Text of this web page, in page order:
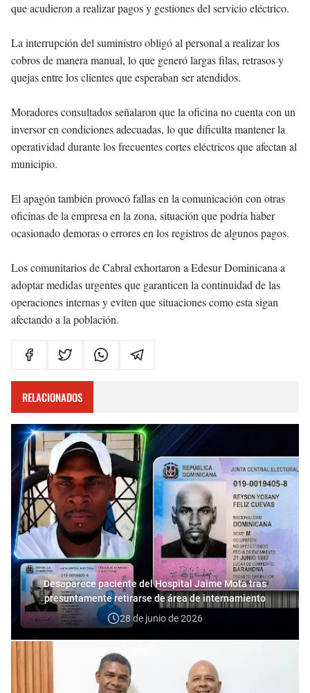
que acudieron a realizar pagos y gestiones del servicio eléctrico.
La interrupción del suministro obligó al personal a realizar los
cobros de manera manual, lo que generó largas filas, retrasos y
quejas entre los clientes que esperaban ser atendidos.
Moradores consultados señalaron que la oficina no cuenta con un
inversor en condiciones adecuadas, lo que dificulta mantener la
operatividad durante los frecuentes cortes eléctricos que afectan al
municipio.
El apagón también provocó fallas en la comunicación con otras
oficinas de la empresa en la zona, situación que podría haber
ocasionado demoras o errores en los registros de algunos pagos.
Los comunitarios de Cabral exhortaron a Edesur Dominicana a
adoptar medidas urgentes que garanticen la continuidad de las
operaciones internas y eviten que situaciones como esta sigan
afectando a la población.
RELACIONADOS
Desaparece paciente del Hospital Jaime Mota tras
presuntamente retirarse de área de internamiento
28 de junio de 2026